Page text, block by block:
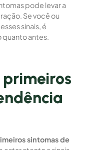
pode levar a
Se você ou
sinais, é
quanto antes.
sintomas de